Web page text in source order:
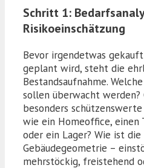
Schritt 1:
Risikoeinschätzung
Bevor irgendetwas
geplant wird, steht die
Bestandsaufnahme.
sollen überwacht werden?
besonders
wie ein Homeoffice, einen
oder ein Lager? Wie ist die
Gebäudegeometrie –
mehrstöckig, freistehend